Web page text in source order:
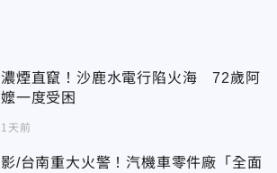
濃煙直竄！沙鹿水電行陷火海 72歲阿
嬤一度受困
1天前
影/台南重大火警！汽機車零件廠「全面